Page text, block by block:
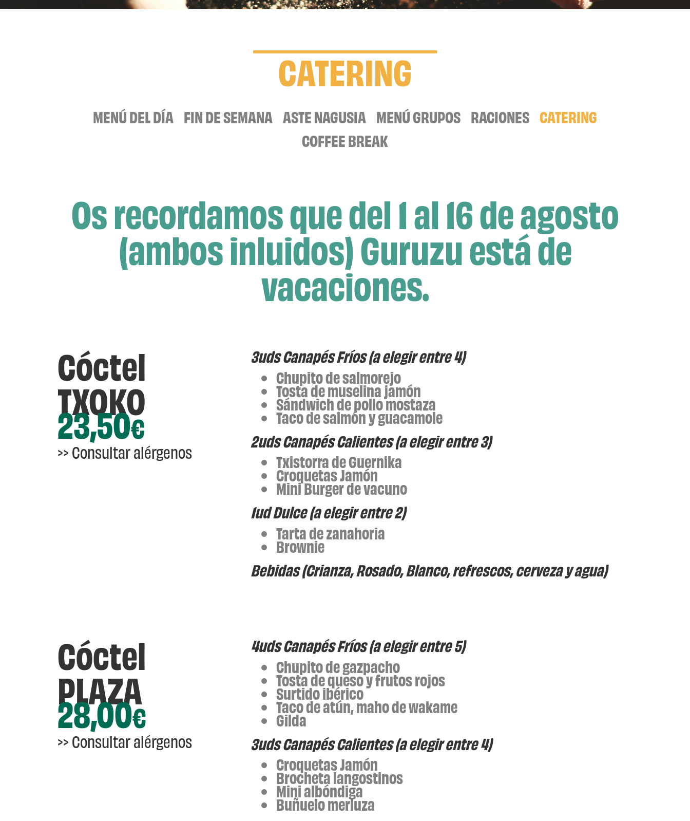
CATERING
MENÚ DEL DÍA FIN DE SEMANA ASTE NAGUSIA MENÚ GRUPOS RACIONES CATERING
COFFEE BREAK
Os recordamos que del 1 al 16 de agosto
(ambos inluidos) Guruzu está de
vacaciones.
Cóctel
TXOKO
23,50€
>>Consultar alérgenos
3uds Canapés Fríos (a elegir entre 4)
Chupito de salmorejo
Tosta de muselina jamón
Sándwich de pollo mostaza
Taco de salmón y guacamole
2uds Canapés Calientes (a elegir entre 3)
Txistorra de Guernika
Croquetas Jamón
Mini Burger de vacuno
1ud Dulce (a elegir entre 2)
Tarta de zanahoria
Brownie
Bebidas (Crianza, Rosado, Blanco, refrescos, cerveza y agua)
Cóctel
PLAZA
28,00€
>>Consultar alérgenos
4uds Canapés Fríos (a elegir entre 5)
Chupito de gazpacho
Tosta de queso y frutos rojos
Surtido ibérico
Taco de atún, maho de wakame
Gilda
3uds Canapés Calientes (a elegir entre 4)
Croquetas Jamón
Brocheta langostinos
Mini albóndiga
Buñuelo merluza